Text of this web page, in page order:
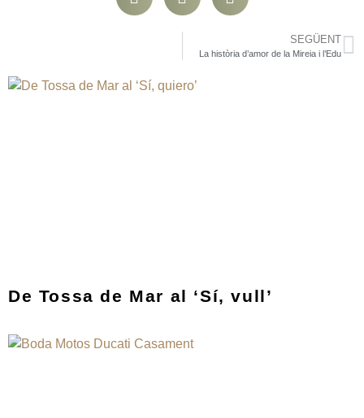
SEGÜENT
La història d’amor de la Mireia i l’Edu
De Tossa de Mar al ‘Sí, vull’